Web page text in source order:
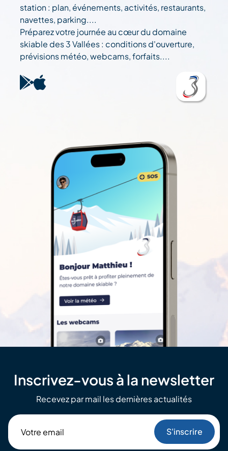
station : plan, événements, activités, restaurants,
navettes, parking....
Préparez votre journée au cœur du domaine
skiable des 3 Vallées : conditions d'ouverture,
prévisions météo, webcams, forfaits....
Inscrivez-vous à la newsletter
Recevez par mail les dernières actualités
email